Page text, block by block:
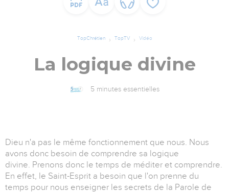
TopChrétien TopTV Vidéo
La logique divine
5 minutes essentielles
Dieu n'a pas le même fonctionnement que nous. Nous
avons donc besoin de comprendre sa logique
divine. Prenons donc le temps de méditer et comprendre.
En effet, le Saint-Esprit a besoin que l'on prenne du
temps pour nous enseigner les secrets de la Parole de